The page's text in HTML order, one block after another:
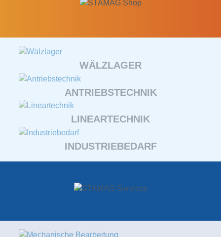
WÄLZLAGER
ANTRIEBSTECHNIK
LINEARTECHNIK
INDUSTRIEBEDARF